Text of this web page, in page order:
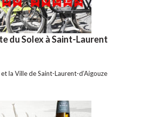
du Solex à Saint-Laurent
la Ville de Saint-Laurent-d’Aigouze